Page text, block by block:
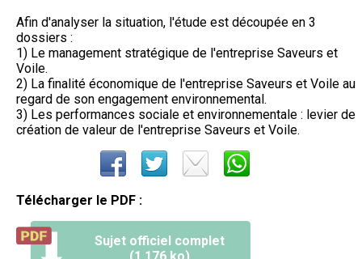
Afin d'analyser la situation, l'étude est découpée en 3
dossiers :
1) Le management stratégique de l'entreprise Saveurs et
Voile.
2) La finalité économique de l'entreprise Saveurs et Voile au
regard de son engagement environnemental.
3) Les performances sociale et environnementale : levier de
création de valeur de l'entreprise Saveurs et Voile.
Télécharger le PDF :
Sujet officiel complet
(1 176 ko)